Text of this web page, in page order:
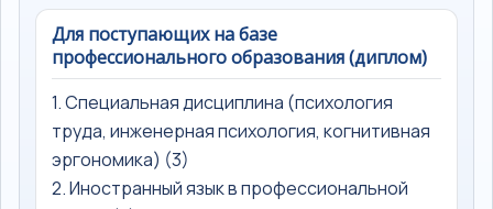
Для поступающих на базе
профессионального образования (диплом)
1. Специальная дисциплина (психология
труда, инженерная психология, когнитивная
эргономика) (3)
2. Иностранный язык в профессиональной